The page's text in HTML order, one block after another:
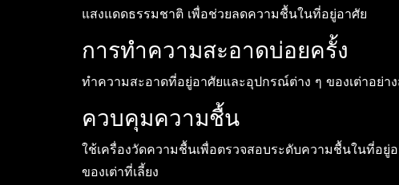
แสงแดดธรรมชาติ เพื่อช่วยลดความชื้นในที่อยู่อาศัย
การทำความสะอาดบ่อยครั้ง
ทำความสะอาดที่อยู่อาศัยและอุปกรณ์ต่าง ๆ ของเต่าอย่า
ควบคุมความชื้น
ใช้เครื่องวัดความชื้นเพื่อตรวจสอบระดับความชื้นในที่อ
ของเต่าที่เลี้ยง